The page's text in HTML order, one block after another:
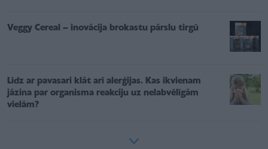
Veggy Cereal – inovācija brokastu pārslu tirgū
Līdz ar pavasari klāt arī alerģijas. Kas ikvienam
jāzina par organisma reakciju uz nelabvēlīgām
vielām?